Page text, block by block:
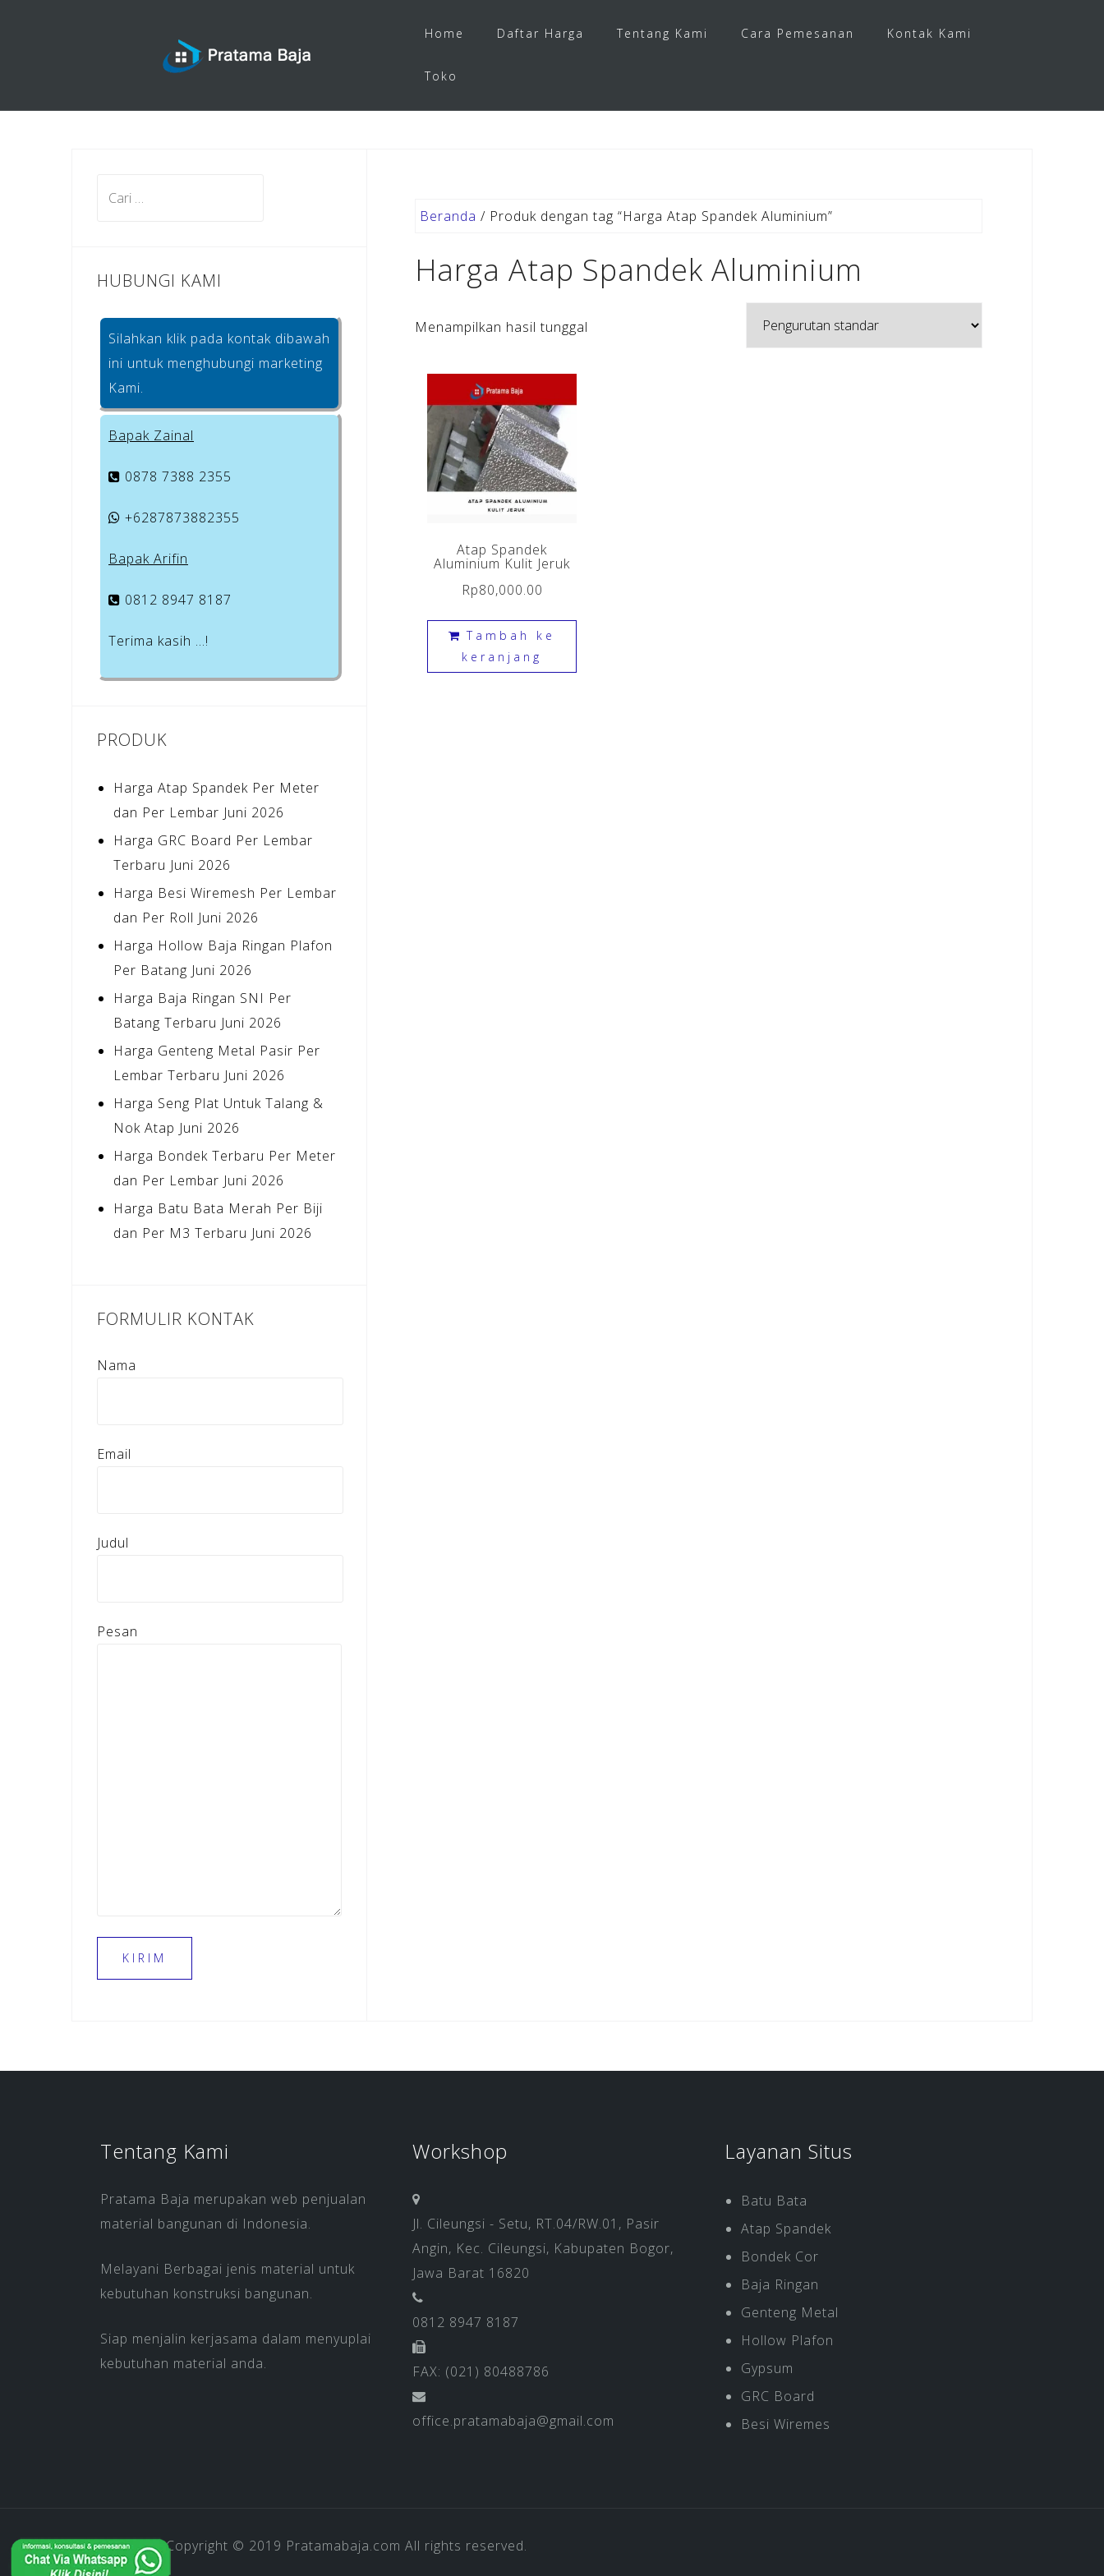
Home Daftar Harga Tentang Kami Cara Pemesanan Kontak Kami
Toko
Beranda / Produk dengan tag “Harga Atap Spandek Aluminium”
Harga Atap Spandek Aluminium
Menampilkan hasil tunggal
Atap Spandek
Aluminium Kulit Jeruk
Rp80,000.00
Tambah ke
keranjang
HUBUNGI KAMI
Silahkan klik pada kontak dibawah
ini untuk menghubungi marketing
Kami.
Bapak Zainal
0878 7388 2355
+6287873882355
Bapak Arifin
0812 8947 8187
Terima kasih …!
PRODUK
Harga Atap Spandek Per Meter
dan Per Lembar Juni 2026
Harga GRC Board Per Lembar
Terbaru Juni 2026
Harga Besi Wiremesh Per Lembar
dan Per Roll Juni 2026
Harga Hollow Baja Ringan Plafon
Per Batang Juni 2026
Harga Baja Ringan SNI Per
Batang Terbaru Juni 2026
Harga Genteng Metal Pasir Per
Lembar Terbaru Juni 2026
Harga Seng Plat Untuk Talang &
Nok Atap Juni 2026
Harga Bondek Terbaru Per Meter
dan Per Lembar Juni 2026
Harga Batu Bata Merah Per Biji
dan Per M3 Terbaru Juni 2026
FORMULIR KONTAK
Nama
Email
Judul
Pesan
Tentang Kami
Pratama Baja merupakan web penjualan
material bangunan di Indonesia.
Melayani Berbagai jenis material untuk
kebutuhan konstruksi bangunan.
Siap menjalin kerjasama dalam menyuplai
kebutuhan material anda.
Workshop
Jl. Cileungsi - Setu, RT.04/RW.01, Pasir
Angin, Kec. Cileungsi, Kabupaten Bogor,
Jawa Barat 16820
0812 8947 8187
FAX: (021) 80488786
office.pratamabaja@gmail.com
Layanan Situs
Batu Bata
Atap Spandek
Bondek Cor
Baja Ringan
Genteng Metal
Hollow Plafon
Gypsum
GRC Board
Besi Wiremes
Copyright © 2019 Pratamabaja.com All rights reserved.